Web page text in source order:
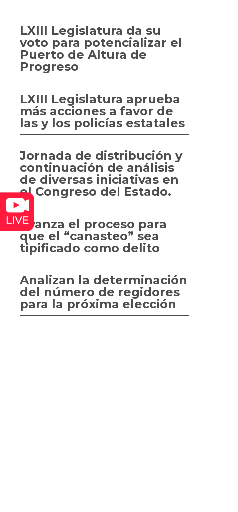
LXIII Legislatura da su
voto para potencializar el
Puerto de Altura de
Progreso
LXIII Legislatura aprueba
más acciones a favor de
las y los policías estatales
Jornada de distribución y
continuación de análisis
de diversas iniciativas en
el Congreso del Estado.
Avanza el proceso para
que el “canasteo” sea
tipificado como delito
Analizan la determinación
del número de regidores
para la próxima elección